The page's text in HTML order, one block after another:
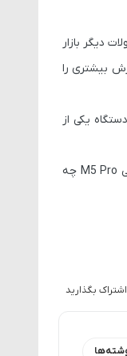
دیگر بازار
بیشتری را
یکی از
آخرین اخبار مرتبط با تکنولوژی را پوشش می‌دهیم، پس حتماً با ما همراه باشید. شما در مورد مک‌مینی M5 و مک‌مینی M5 Pro چه
اشتراک بگذارید